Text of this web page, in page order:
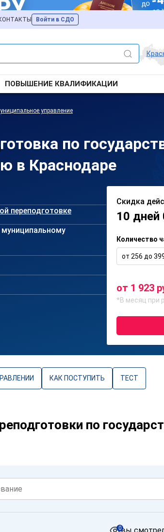
Войти в СДО
ПОВЫШЕНИЕ КВАЛИФИКАЦИИ
управление
по
в Краснодаре
переподготовке
муниципальному
Скидка
10 дней
Количество
от 256 до
от 1 923
*В месяц при
КАК ПОСТУПИТЬ ТЕСТ
по
0